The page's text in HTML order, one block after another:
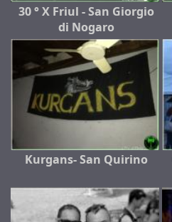
30 ° X Friul - San Giorgio
di Nogaro
Kurgans- San Quirino